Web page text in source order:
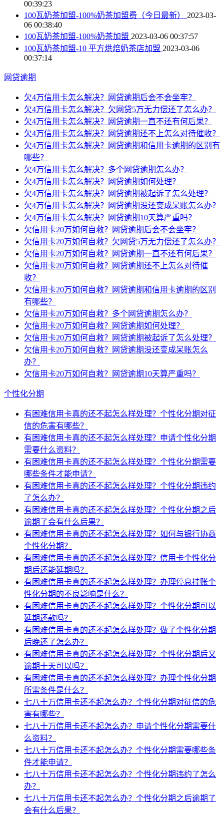
00:39:23
100瓦奶茶加盟-100%奶茶加盟费（今日最新） 2023-03-
06 00:38:40
100瓦奶茶加盟-100%奶茶加盟 2023-03-06 00:37:57
100瓦奶茶加盟-10 平方烘焙奶茶店加盟 2023-03-06
00:37:14
网贷逾期
欠4万信用卡怎么解决？网贷逾期后会不会坐牢？
欠4万信用卡怎么解决？欠网贷5万无力偿还了怎么办？
欠4万信用卡怎么解决？网贷逾期一直不还有何后果？
欠4万信用卡怎么解决？网贷逾期还不上怎么对待催收？
欠4万信用卡怎么解决？网贷逾期和信用卡逾期的区别有
哪些？
欠4万信用卡怎么解决？多个网贷逾期怎么办？
欠4万信用卡怎么解决？网贷逾期如何处理？
欠4万信用卡怎么解决？网贷逾期被起诉了怎么处理？
欠4万信用卡怎么解决？网贷逾期没还变成呆账怎么办？
欠4万信用卡怎么解决？网贷逾期10天算严重吗？
欠信用卡20万如何自救？网贷逾期后会不会坐牢？
欠信用卡20万如何自救？欠网贷5万无力偿还了怎么办？
欠信用卡20万如何自救？网贷逾期一直不还有何后果？
欠信用卡20万如何自救？网贷逾期还不上怎么对待催
收？
欠信用卡20万如何自救？网贷逾期和信用卡逾期的区别
有哪些？
欠信用卡20万如何自救？多个网贷逾期怎么办？
欠信用卡20万如何自救？网贷逾期如何处理？
欠信用卡20万如何自救？网贷逾期被起诉了怎么处理？
欠信用卡20万如何自救？网贷逾期没还变成呆账怎么
办？
欠信用卡20万如何自救？网贷逾期10天算严重吗？
个性化分期
有困难信用卡真的还不起怎么样处理？个性化分期对征
信的危害有哪些？
有困难信用卡真的还不起怎么样处理？申请个性化分期
需要什么资料？
有困难信用卡真的还不起怎么样处理？个性化分期需要
哪些条件才能申请？
有困难信用卡真的还不起怎么样处理？个性化分期违约
了怎么办？
有困难信用卡真的还不起怎么样处理？个性化分期之后
逾期了会有什么后果？
有困难信用卡真的还不起怎么样处理？如何与银行协商
个性化分期？
有困难信用卡真的还不起怎么样处理？信用卡个性化分
期后还能延期吗？
有困难信用卡真的还不起怎么样处理？办理停息挂账个
性化分期的不良影响是什么？
有困难信用卡真的还不起怎么样处理？个性化分期可以
延期还款吗？
有困难信用卡真的还不起怎么样处理？做了个性化分期
后晚还了怎么办？
有困难信用卡真的还不起怎么样处理？个性化分期后又
逾期十天可以吗？
有困难信用卡真的还不起怎么样处理？办理个性化分期
所需条件是什么？
七八十万信用卡还不起怎么办？个性化分期对征信的危
害有哪些？
七八十万信用卡还不起怎么办？申请个性化分期需要什
么资料？
七八十万信用卡还不起怎么办？个性化分期需要哪些条
件才能申请？
七八十万信用卡还不起怎么办？个性化分期违约了怎么
办？
七八十万信用卡还不起怎么办？个性化分期之后逾期了
会有什么后果？